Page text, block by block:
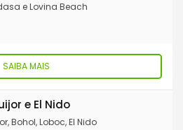
naufragados da Segunda Guerra,
de um mirante. Seja qual for a sua
não faltarão belas praias nem
e Lovina Beach
SAIBA MAIS
e El Nido
Bohol, Loboc, El Nido